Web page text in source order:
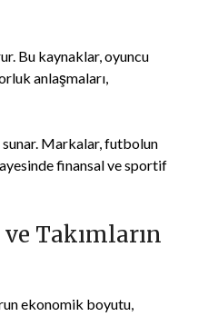
Bu kaynaklar, oyuncu
anlaşmaları,
sunar. Markalar, futbolun
finansal ve sportif
Takımların
ekonomik boyutu,